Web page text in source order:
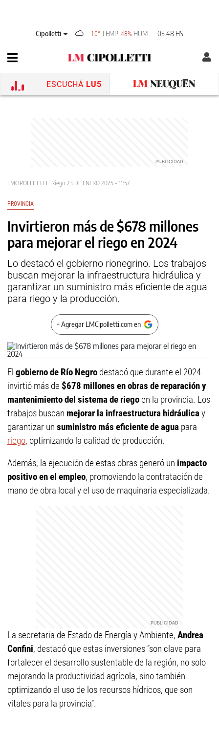
Cipolletti 10° TEMP 48% HUM 05:48 HS
ESCUCHÁ LU5
LMCIPOLLETTI Riego 23 DE ENERO 2025 - 11:57
PROVINCIA
Invirtieron más de $678 millones
para mejorar el riego en 2024
Lo destacó el gobierno rionegrino. Los trabajos
buscan mejorar la infraestructura hidráulica y
garantizar un suministro más eficiente de agua
para riego y la producción.
+ Agregar LMCipolletti.com en
El gobierno de Río Negro destacó que durante el 2024
invirtió más de $678 millones en obras de reparación y
mantenimiento del sistema de riegoen la provincia. Los
trabajos buscan mejorar la infraestructura hidráulicay
garantizar un suministro más eficiente de agua para
riego, optimizando la calidad de producción.
Además, la ejecución de estas obras generó un impacto
positivo en el empleo, promoviendo la contratación de
mano de obra local y el uso de maquinaria especializada.
La secretaria de Estado de Energía y Ambiente, Andrea
Confini, destacó que estas inversiones “son clave para
fortalecer el desarrollo sustentable de la región, no solo
mejorando la productividad agrícola, sino también
optimizando el uso de los recursos hídricos, que son
vitales para la provincia”.